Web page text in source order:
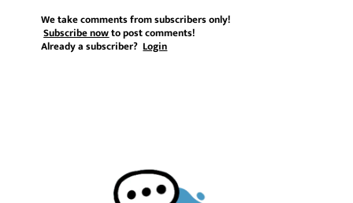
We take comments from subscribers only!
Subscribe nowto post comments!
Already a subscriber?Login